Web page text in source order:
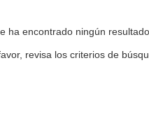
ha encontrado ningún resultado.
revisa los criterios de